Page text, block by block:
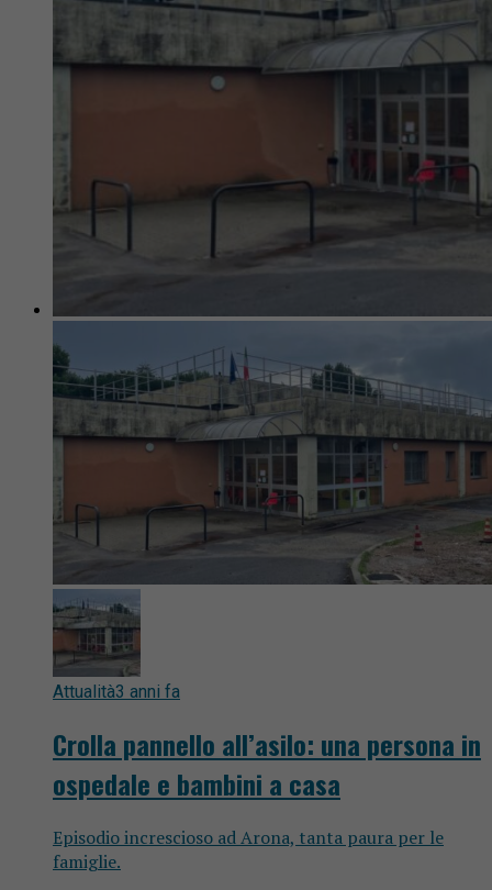
Attualità3 anni fa
Crolla pannello all’asilo: una persona in
ospedale e bambini a casa
Episodio increscioso ad Arona, tanta paura per le
famiglie.